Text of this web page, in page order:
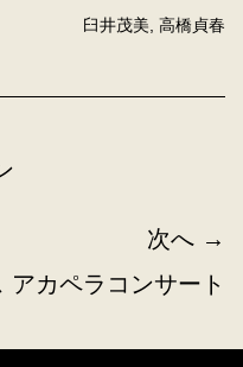
臼井茂美 高橋貞春
次へ →
アカペラコンサート